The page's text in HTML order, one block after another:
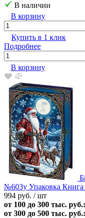
В наличии
В корзину
Купить в 1 клик
Подробнее
В корзину
№603у Упаковка Книга
994 руб. / шт
от 100 до 300 тыс.
от 300 до 500 тыс.